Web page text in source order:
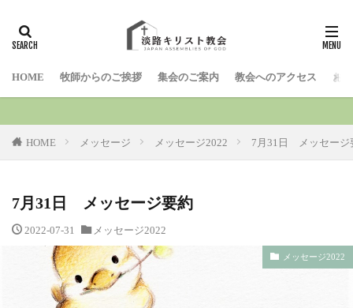
HOME 牧師からのご挨拶 集会のご案内 教会へのアクセス お
HOME メッセージ メッセージ2022 7月31日 メッセージ
7月31日 メッセージ要約
2022-07-31 メッセージ2022
メッセージ2022
検索